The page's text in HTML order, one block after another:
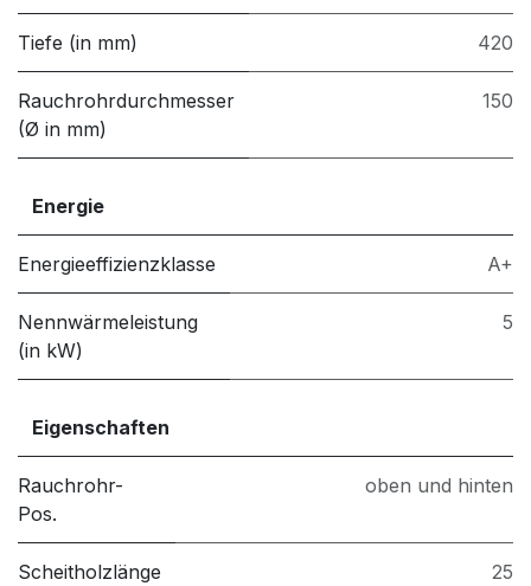
Tiefe (in mm) 420
Rauchrohrdurchmesser
(Ø in mm)
150
Energie
Energieeffizienzklasse A+
Nennwärmeleistung
(in kW)
5
Eigenschaften
Rauchrohr-
Pos.
oben und hinten
Scheitholzlänge
25